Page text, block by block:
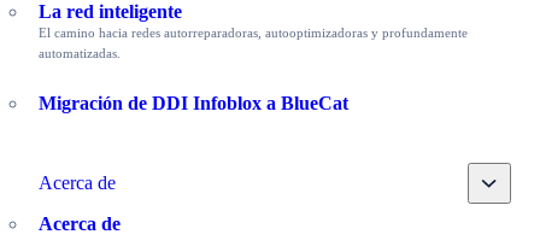
La red inteligente
El camino hacia redes autorreparadoras, autooptimizadoras y profundamente
automatizadas.
Migración de DDI Infoblox a BlueCat
Acerca de Toggle
Acerca de